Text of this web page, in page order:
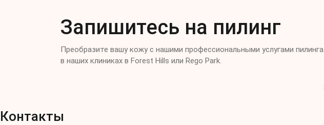
Запишитесь на пилинг
Преобразите вашу кожу с нашими профессиональными услугами
в наших клиниках в Forest Hills или Rego Park.
Контакты